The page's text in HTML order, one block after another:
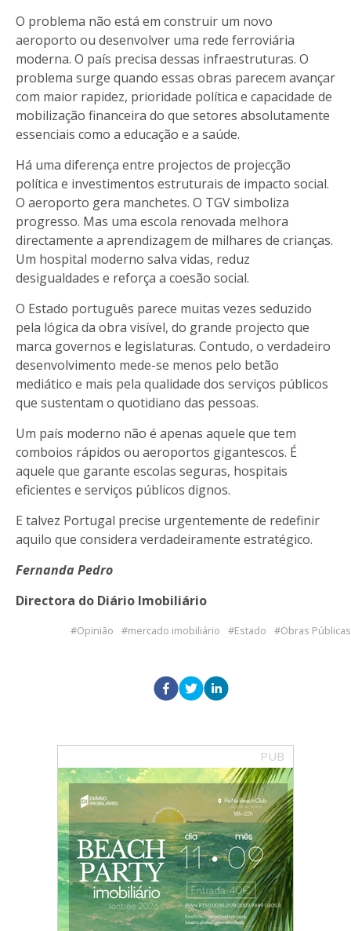
O problema não está em construir um novo
aeroporto ou desenvolver uma rede ferroviária
moderna. O país precisa dessas infraestruturas. O
problema surge quando essas obras parecem avançar
com maior rapidez, prioridade política e capacidade de
mobilização financeira do que setores absolutamente
essenciais como a educação e a saúde.
Há uma diferença entre projectos de projecção
política e investimentos estruturais de impacto social.
O aeroporto gera manchetes. O TGV simboliza
progresso. Mas uma escola renovada melhora
directamente a aprendizagem de milhares de crianças.
Um hospital moderno salva vidas, reduz
desigualdades e reforça a coesão social.
O Estado português parece muitas vezes seduzido
pela lógica da obra visível, do grande projecto que
marca governos e legislaturas. Contudo, o verdadeiro
desenvolvimento mede-se menos pelo betão
mediático e mais pela qualidade dos serviços públicos
que sustentam o quotidiano das pessoas.
Um país moderno não é apenas aquele que tem
comboios rápidos ou aeroportos gigantescos. É
aquele que garante escolas seguras, hospitais
eficientes e serviços públicos dignos.
E talvez Portugal precise urgentemente de redefinir
aquilo que considera verdadeiramente estratégico.
Fernanda Pedro
Directora do Diário Imobiliário
Opinião mercado imobiliário Estado Obras Públicas
PUB